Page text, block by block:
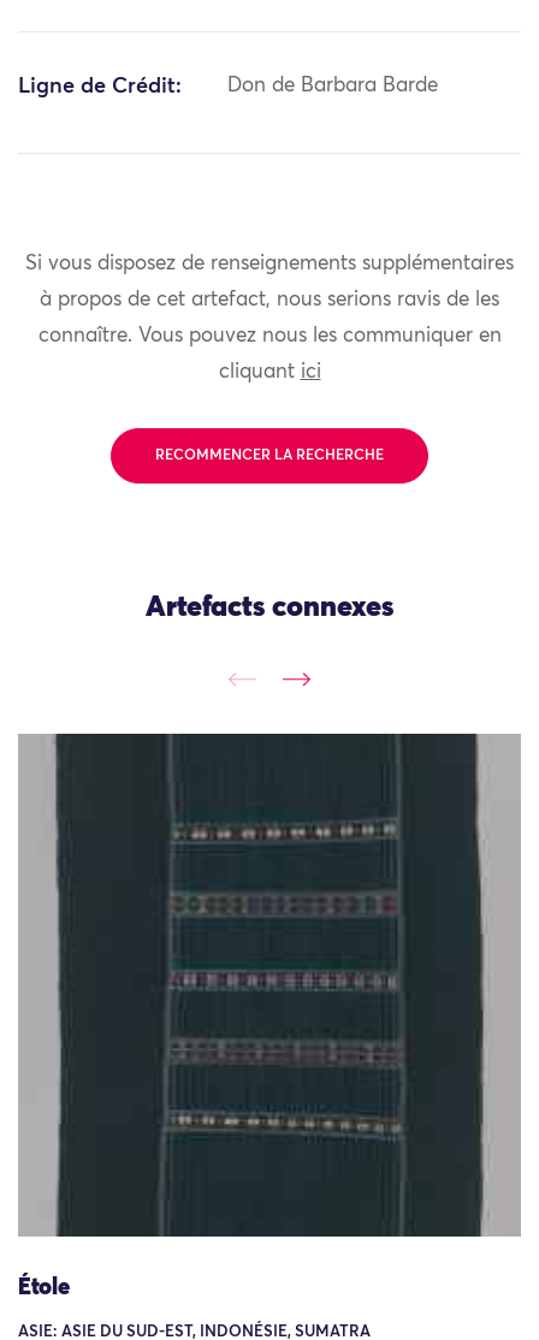
Ligne de Crédit: Don de Barbara Barde
Si vous disposez de renseignements supplémentaires
à propos de cet artefact, nous serions ravis de les
connaître. Vous pouvez nous les communiquer en
cliquant ici
RECOMMENCER LA RECHERCHE
Artefacts connexes
Étole
ASIE: ASIE DU SUD-EST, INDONÉSIE, SUMATRA